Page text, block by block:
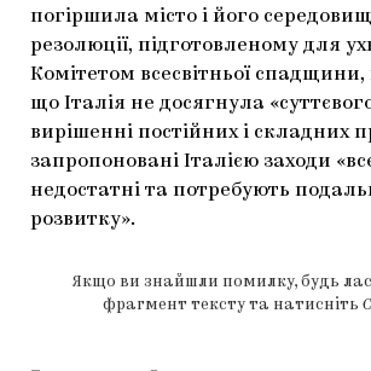
погіршила місто і його
резолюції, підготовленому для
Комітетом всесвітньої спадщини,
що Італія не досягнула
вирішенні постійних і складних
запропоновані Італією заходи
недостатні та потребують
розвитку».
Якщо ви знайшли помилку, будь
фрагмент тексту та натисніть